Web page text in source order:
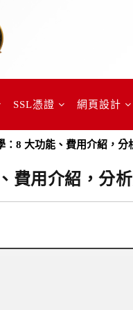
SSL憑證 網頁設計
：8 大功能、費用介紹，分
費用介紹，分